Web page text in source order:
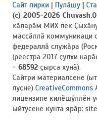
Сайт пирки | Пулӑшу |
(c) 2005-2026
кӑларӑм МИХ пек
массӑллӑ коммуникаци
федераллӑ служӑра
(реестра 2017 ҫулхи
- 68592 ҫырса хунӑ).
Сайтри материалсене
пуҫне)
лицензипе килӗшӳллӗн
ыйтусене кунта ярӑр: